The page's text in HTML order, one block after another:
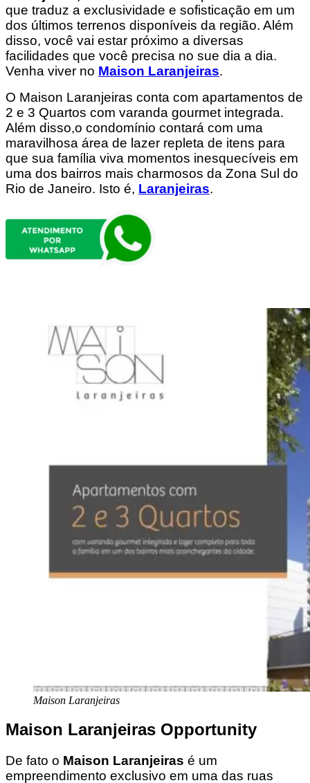
que traduz a exclusividade e sofisticação em um
dos últimos terrenos disponíveis da região. Além
disso, você vai estar próximo a diversas
facilidades que você precisa no sue dia a dia.
Venha viver no Maison Laranjeiras.
O Maison Laranjeiras conta com apartamentos de
2 e 3 Quartos com varanda gourmet integrada.
Além disso,o condomínio contará com uma
maravilhosa área de lazer repleta de itens para
que sua família viva momentos inesquecíveis em
uma dos bairros mais charmosos da Zona Sul do
Rio de Janeiro. Isto é, Laranjeiras.
Maison Laranjeiras
Maison Laranjeiras Opportunity
De fato o Maison Laranjeiras é um
empreendimento exclusivo em uma das ruas